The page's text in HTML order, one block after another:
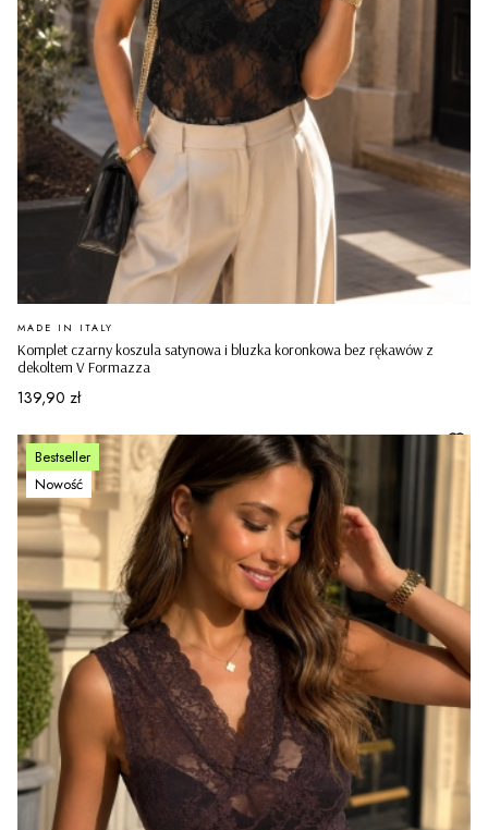
Komplet czarny koszula satynowa i bluzka koronkowa bez rękawów z
dekoltem V Formazza
PRODUCENT
MADE IN ITALY
Cena
139,90 zł
Bestseller
Nowość